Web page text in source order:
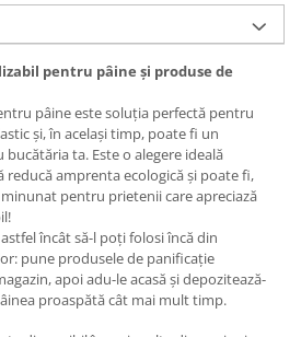
pentru pâine și produse de
pâine este soluția perfectă pentru
și, în același timp, poate fi un
ta. Este o alegere ideală
reducă amprenta ecologică și poate fi,
pentru prietenii care apreciază
încât să-l poți folosi încă din
pune produsele de panificație
apoi adu-le acasă și depozitează-
proaspătă cât mai mult timp.